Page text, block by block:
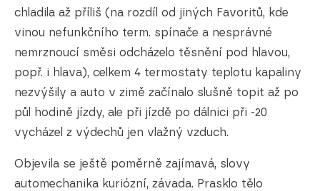
chladila až příliš (na rozdíl od jiných Favoritů, kde
vinou nefunkčního term. spínače a nesprávné
nemrznoucí směsi odcházelo těsnění pod hlavou,
popř. i hlava), celkem 4 termostaty teplotu kapaliny
nezvýšily a auto v zimě začínalo slušně topit až po
půl hodině jízdy, ale při jízdě po dálnici při -20
vycházel z výdechů jen vlažný vzduch.
Objevila se ještě poměrně zajímavá, slovy
automechanika kuriózní, závada. Prasklo tělo